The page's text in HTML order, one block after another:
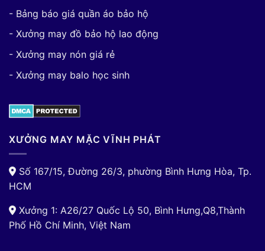
- Bảng báo giá quần áo bảo hộ
- Xưởng may đồ bảo hộ lao động
- Xưởng may nón giá rẻ
- Xưởng may balo học sinh
XƯỞNG MAY MẶC VĨNH PHÁT
Số 167/15, Đường 26/3, phường Bình Hưng Hòa, Tp.
HCM
Xưởng 1: A26/27 Quốc Lộ 50, Bình Hưng,Q8,Thành
Phố Hồ Chí Minh, Việt Nam